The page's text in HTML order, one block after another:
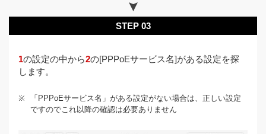
STEP 03
1の設定の中から2の[PPPoEサービス名]がある設定を探
します。
※
「PPPoEサービス名」がある設定がない場合は、正しい設定
ですのでこれ以降の確認は必要ありません